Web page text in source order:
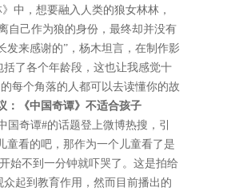
，想要融入人类的狼女林林，
自己作为狼的身份，最终却并没有
来感谢的”，杨木坦言，在制作影
了各个年龄段，这也让我感觉十
每个角落的人都可以去读懂你的故
：《中国奇谭》不适合孩子
奇谭#的话题登上微博热搜，引
看的吧，那作为一个儿童看了是
始不到一分钟就吓哭了。这是拍给
起到教育作用，然而目前播出的